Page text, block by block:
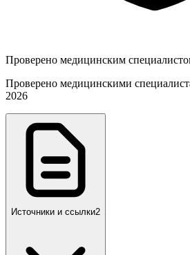
Проверено медицинским
Проверено медицинскими
2026
Источники и ссылки2